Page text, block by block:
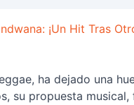
¡Un Hit Tras
ha dejado una
su propuesta